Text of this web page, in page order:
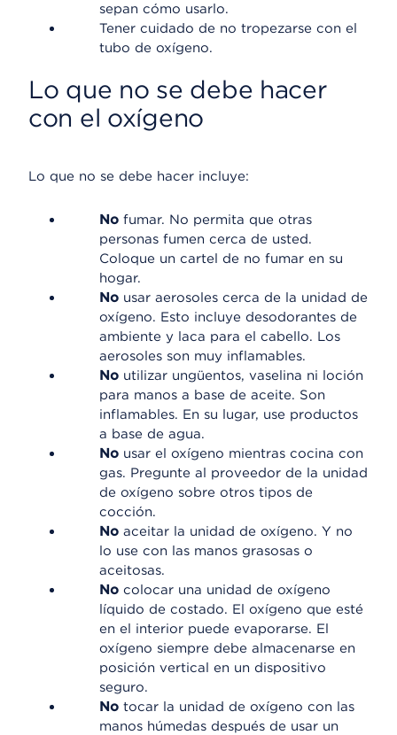
sepan cómo usarlo.
Tener cuidado de no tropezarse con el
tubo de oxígeno.
Lo que no se debe hacer
con el oxígeno
Lo que no se debe hacer incluye:
No fumar. No permita que otras
personas fumen cerca de usted.
Coloque un cartel de no fumar en su
hogar.
No usar aerosoles cerca de la unidad de
oxígeno. Esto incluye desodorantes de
ambiente y laca para el cabello. Los
aerosoles son muy inflamables.
No utilizar ungüentos, vaselina ni loción
para manos a base de aceite. Son
inflamables. En su lugar, use productos
a base de agua.
No usar el oxígeno mientras cocina con
gas. Pregunte al proveedor de la unidad
de oxígeno sobre otros tipos de
cocción.
No aceitar la unidad de oxígeno. Y no
lo use con las manos grasosas o
aceitosas.
No colocar una unidad de oxígeno
líquido de costado. El oxígeno que esté
en el interior puede evaporarse. El
oxígeno siempre debe almacenarse en
posición vertical en un dispositivo
seguro.
No tocar la unidad de oxígeno con las
manos húmedas después de usar un